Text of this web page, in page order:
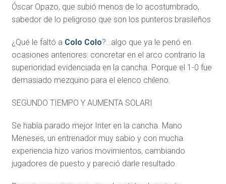
Óscar Opazo, que subió menos de lo acostumbrado,
sabedor de lo peligroso que son los punteros brasileños
¿Qué le faltó a Colo Colo?…algo que ya le penó en
ocasiones anteriores: concretar en el arco contrario la
superioridad evidenciada en la cancha. Porque el 1-0 fue
demasiado mezquino para el elenco chileno.
SEGUNDO TIEMPO Y AUMENTA SOLARI
Se había parado mejor Inter en la cancha. Mano
Meneses, un entrenador muy sabio y con mucha
experiencia hizo varios movimientos, cambiando
jugadores de puesto y pareció darle resultado.